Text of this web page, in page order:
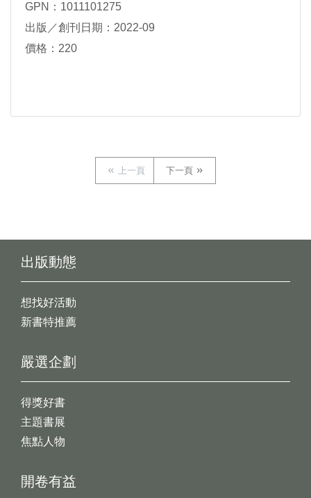
GPN：1011101275
出版／創刊日期：2022-09
價格：220
上一頁 下一頁
出版動態
想找好活動
新書特推薦
開卷有益
嚴選企劃
得獎好書
主題書展
焦點人物